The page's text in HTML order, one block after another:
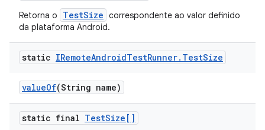
Retorna o TestSize correspondente ao valor definido
da plataforma Android.
static IRemoteAndroidTestRunner. TestSize
valueOf(String name)
static final TestSize[]